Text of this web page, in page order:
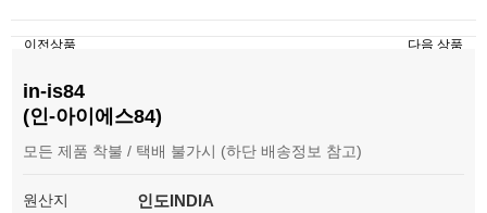
이전상품 다음 상품
in-is84
(인-아이에스84)
모든 제품 착불 / 택배 불가시 (하단 배송정보 참고)
원산지 인도INDIA